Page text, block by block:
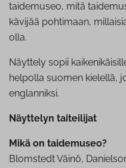
taidemuseo, mitä
kävijää pohtimaan,
olla.
Näyttely sopii
helpolla suomen kielellä,
englanniksi.
Näyttelyn taiteilijat
Mikä on taidemuseo?
Blomstedt Väinö,